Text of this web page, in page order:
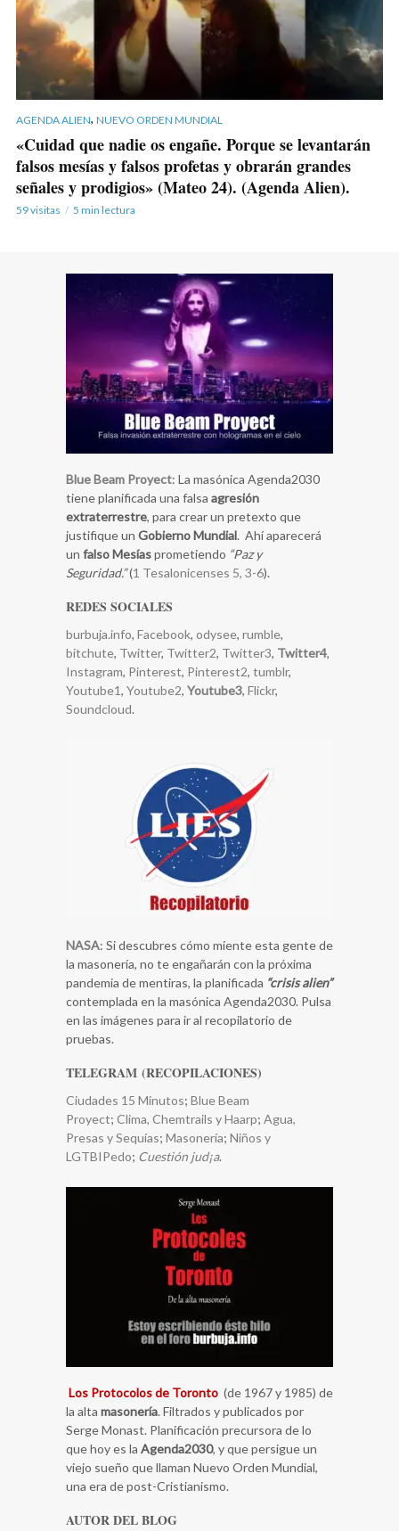
AGENDA ALIEN, NUEVO ORDEN MUNDIAL
«Cuidad que nadie os engañe. Porque se levantarán
falsos mesías y falsos profetas y obrarán grandes
señales y prodigios» (Mateo 24). (Agenda Alien).
59 visitas 5 min lectura
Blue Beam Proyect: La masónica Agenda2030
tiene planificada una falsa agresión
extraterrestre, para crear un pretexto que
justifique un Gobierno Mundial. Ahí aparecerá
un falso Mesíasprometiendo “Paz y
Seguridad.”(1 Tesalonicenses 5, 3-6).
REDES SOCIALES
burbuja.info, Facebook, odysee, rumble,
bitchute, Twitter, Twitter2, Twitter3, Twitter4,
Instagram, Pinterest, Pinterest2, tumblr,
Youtube1, Youtube2, Youtube3, Flickr,
Soundcloud.
NASA: Si descubres cómo miente esta gente de
la masonería, no te engañarán con la próxima
pandemia de mentiras, la planificada “crisis alien”
contemplada en la masónica Agenda2030. Pulsa
en las imágenes para ir al recopilatorio de
pruebas.
TELEGRAM (RECOPILACIONES)
Ciudades 15 Minutos; Blue Beam
Proyect; Clima, Chemtrails y Haarp; ​Agua,
Presas y Sequías; Masonería; Niños y
LGTBIPedo; Cuestión jud¡a.
Los Protocolos de Toronto (de 1967 y 1985) de
la alta masonería. Filtrados y publicados por
Serge Monast. Planificación precursora de lo
que hoy es la Agenda2030, y que persigue un
viejo sueño que llaman Nuevo Orden Mundial,
una era de post-Cristianismo.
AUTOR DEL BLOG